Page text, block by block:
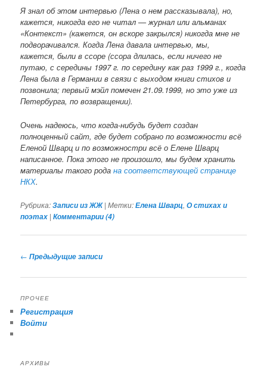
Я знал об этом интервью (Лена о нем рассказывала), но,
кажется, никогда его не читал — журнал или альманах
«Контекст» (кажется, он вскоре закрылся) никогда мне не
подворачивался. Когда Лена давала интервью, мы,
кажется, были в ссоре (ссора длилась, если ничего не
путаю, с середины 1997 г. по середину как раз 1999 г., когда
Лена была в Германии в связи с выходом книги стихов и
позвонила; первый мэйл помечен 21.09.1999, но это уже из
Петербурга, по возвращении).
Очень надеюсь, что когда-нибудь будет создан
полноценный сайт, где будет собрано по возможности всё
Еленой Шварц и по возможностри всё о Елене Шварц
написанное. Пока этого не произошло, мы будем хранить
материалы такого родана соответствующей странице
НКХ.
Рубрика:Записи из ЖЖ |Метки:Елена Шварц,О стихах и
поэтах |Комментарии (4)
Навигация по записям
← Предыдущие записи
ПРОЧЕЕ
Регистрация
Войти
АРХИВЫ